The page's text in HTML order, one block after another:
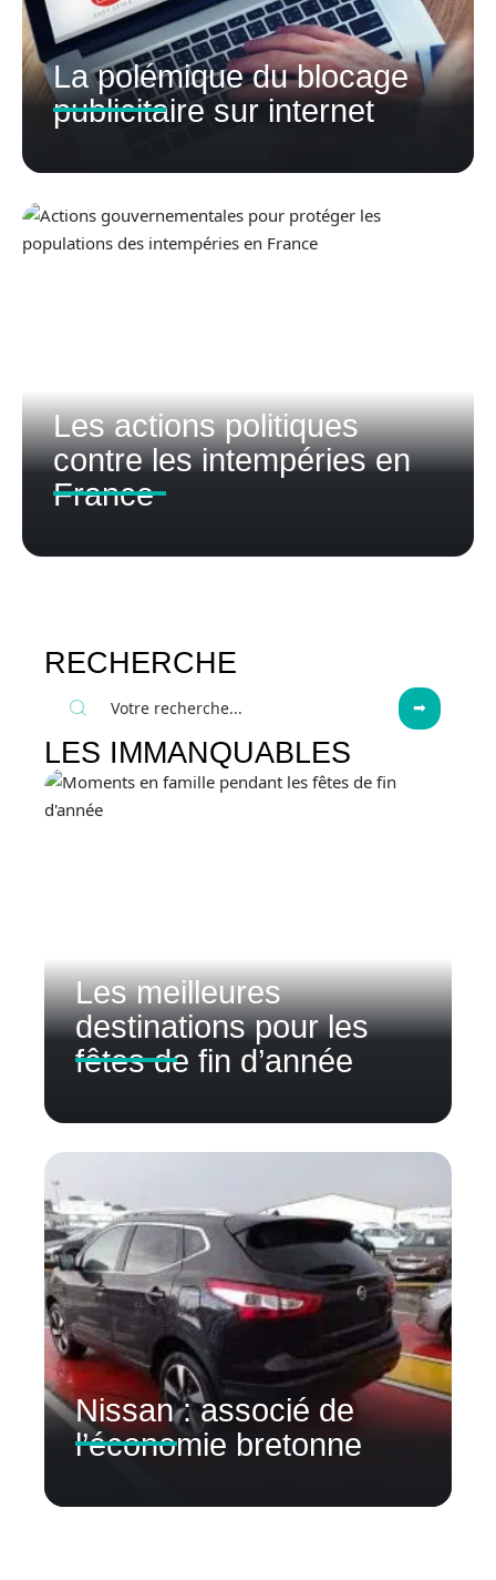
La polémique du blocage
publicitaire sur internet
Les actions politiques
contre les intempéries en
France
RECHERCHE
LES IMMANQUABLES
Les meilleures
destinations pour les
fêtes de fin d’année
Nissan : associé de
l’économie bretonne